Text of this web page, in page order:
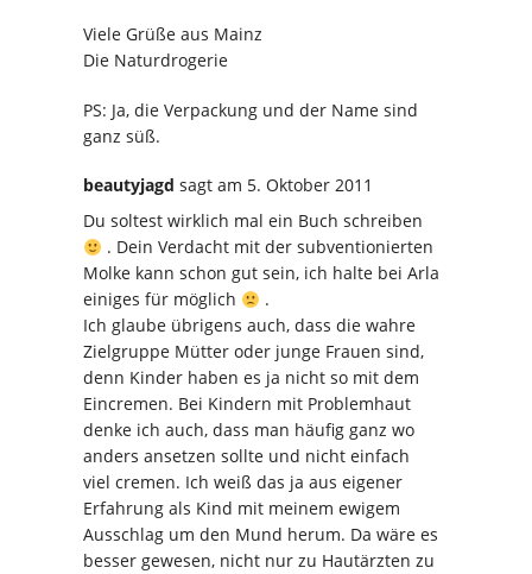
Viele Grüße aus Mainz
Die Naturdrogerie
PS: Ja, die Verpackung und der Name sind
ganz süß.
beautyjagd sagt am 5. Oktober 2011
Du soltest wirklich mal ein Buch schreiben
. Dein Verdacht mit der subventionierten
Molke kann schon gut sein, ich halte bei Arla
einiges für möglich
.
Ich glaube übrigens auch, dass die wahre
Zielgruppe Mütter oder junge Frauen sind,
denn Kinder haben es ja nicht so mit dem
Eincremen. Bei Kindern mit Problemhaut
denke ich auch, dass man häufig ganz wo
anders ansetzen sollte und nicht einfach
viel cremen. Ich weiß das ja aus eigener
Erfahrung als Kind mit meinem ewigem
Ausschlag um den Mund herum. Da wäre es
besser gewesen, nicht nur zu Hautärzten zu